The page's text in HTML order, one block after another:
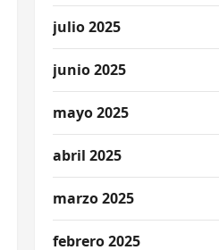
julio 2025
junio 2025
mayo 2025
abril 2025
marzo 2025
febrero 2025